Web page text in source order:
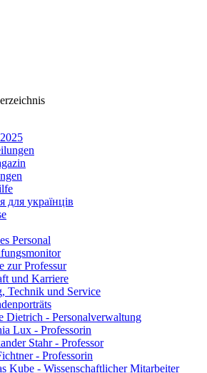
для українців
Personal
zur Professur
und Karriere
Technik und Service
Dietrich - Personalverwaltung
Lux - Professorin
Stahr - Professor
- Professorin
Kube - Wissenschaftlicher Mitarbeiter